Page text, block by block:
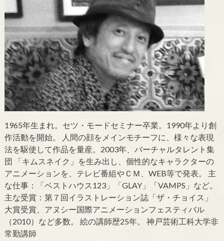
1965年生まれ。セツ・モードセミナー卒業。1990年より創
作活動を開始。 人間の顔をメインモチーフに、様々な表現
法を駆使して作品を量産。2003年、バーチャルタレント集
団 「キムスネイク」を生み出し、個性的なキャラクターの
アニメーションを、テレビ番組やＣＭ、WEB等で発表。 主
な仕事：「ベストハウス123」「GLAY」「VAMPS」など。
主な受賞：第７回イラストレーション誌「ザ・チョイス」
大賞受賞、アヌシー国際アニメーションフェスティバル
（2010）など多数。 絵の講師歴25年。 神戸芸術工科大学非
常勤講師